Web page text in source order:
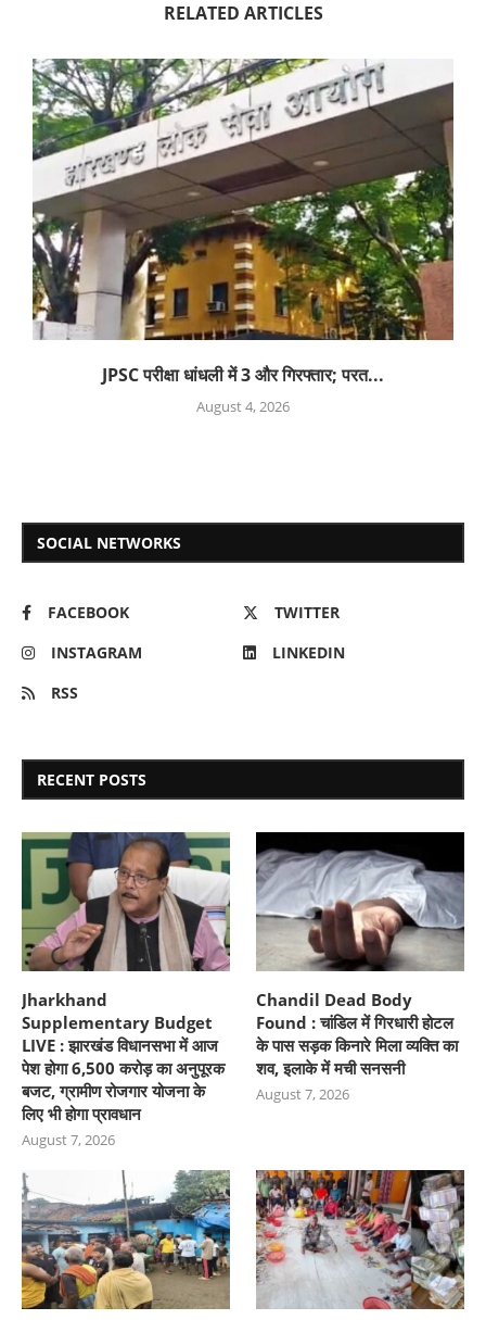
RELATED ARTICLES
JPSC परीक्षा धांधली में 3 और गिरफ्तार; परत...
August 4, 2026
SOCIAL NETWORKS
FACEBOOK
TWITTER
INSTAGRAM
LINKEDIN
RSS
RECENT POSTS
Jharkhand
Supplementary Budget
LIVE : झारखंड विधानसभा में आज
पेश होगा 6,500 करोड़ का अनुपूरक
बजट, ग्रामीण रोजगार योजना के
लिए भी होगा प्रावधान
August 7, 2026
Chandil Dead Body
Found : चांडिल में गिरधारी होटल
के पास सड़क किनारे मिला व्यक्ति का
शव, इलाके में मची सनसनी
August 7, 2026